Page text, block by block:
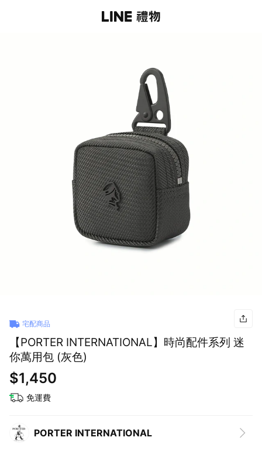
宅配商品
【PORTER INTERNATIONAL】時尚配件系列 迷
你萬用包 (灰色)
$1,450
免運費
PORTER INTERNATIONAL